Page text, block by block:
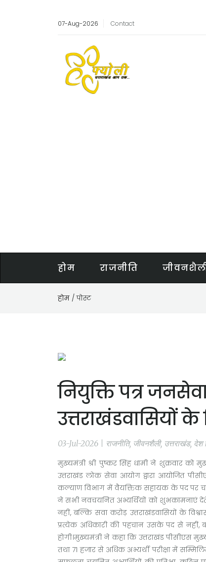
07-Aug-2026 Contact
होम राजनीति
होम / पोस्ट
नियुक्ति पत्र
उत्तराखंडवासियों के
03-Jul-2026 | राजनीति, जीवनशैली, उत्तराखंड,
मुख्यमंत्री श्री पुष्कर सिंह धामी ने शुक्रवार
उत्तराखंड लोक सेवा आयोग द्वारा आयोजित
कल्याण विभाग में वैयक्तिक सहायक के पद पर
ने सभी नवचयनित अभ्यर्थियों को शुभकामनाएं
नहीं, बल्कि सवा करोड़ उत्तराखंडवासियों के
प्रत्येक अधिकारी की पहचान उसके पद से
होगी।मुख्यमंत्री ने कहा कि उत्तराखंड पीसीएस
तथा 71 हजार से अधिक अभ्यर्थी परीक्षा में